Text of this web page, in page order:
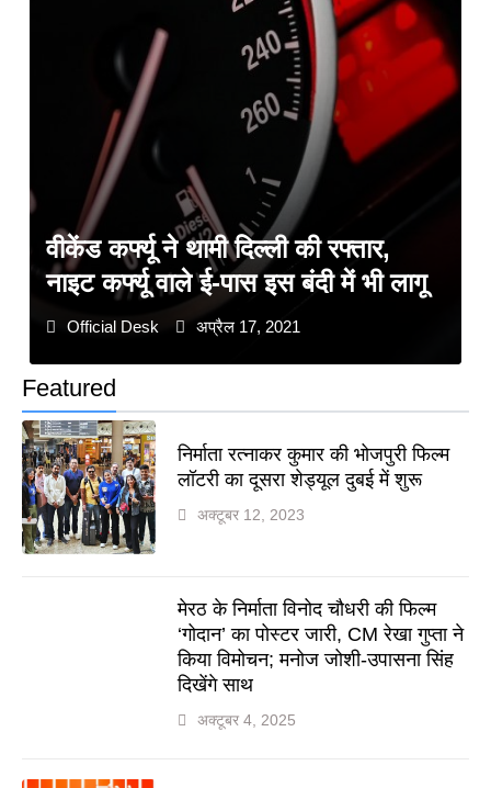
Featured
निर्माता रत्नाकर कुमार की भोजपुरी फिल्म
लॉटरी का दूसरा शेड्यूल दुबई में शुरू
अक्टूबर 12, 2023
मेरठ के निर्माता विनोद चौधरी की फिल्म
‘गोदान’ का पोस्टर जारी, CM रेखा गुप्ता ने
किया विमोचन; मनोज जोशी-उपासना सिंह
दिखेंगे साथ
अक्टूबर 4, 2025
वीकेंड कर्फ्यू ने थामी दिल्ली की रफ्तार,
नाइट कर्फ्यू वाले ई-पास इस बंदी में भी लागू
Official Desk अप्रैल 17, 2021